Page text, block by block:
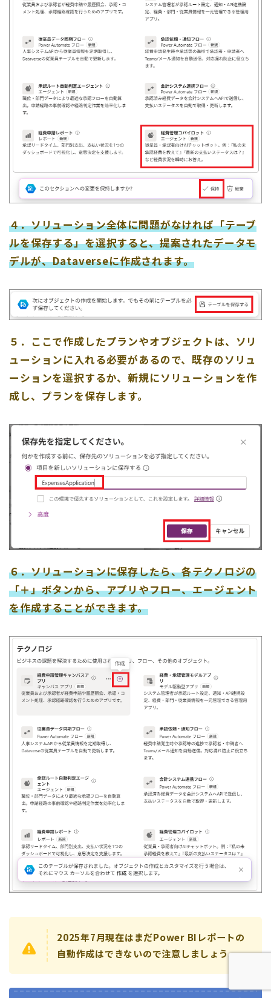
４．ソリューション全体に問題がなければ「テーブ
ルを保存する」を選択すると、提案されたデータモ
デルが、Dataverseに作成されます。
５．ここで作成したプランやオブジェクトは、ソリ
ューションに入れる必要があるので、既存のソリュ
ーションを選択するか、新規にソリューションを作
成し、プランを保存します。
６．ソリューションに保存したら、各テクノロジの
「＋」ボタンから、アプリやフロー、エージェント
を作成することができます。
2025年7月現在はまだPower BIレポートの
自動作成はできないので注意しましょう。